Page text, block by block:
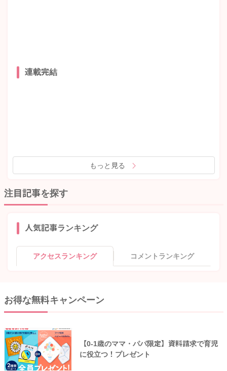
連載完結
もっと見る
注目記事を探す
人気記事ランキング
アクセスランキング コメントランキング
お得な無料キャンペーン
【0-1歳のママ・パパ限定】資料請求で育児
に役立つ！プレゼント